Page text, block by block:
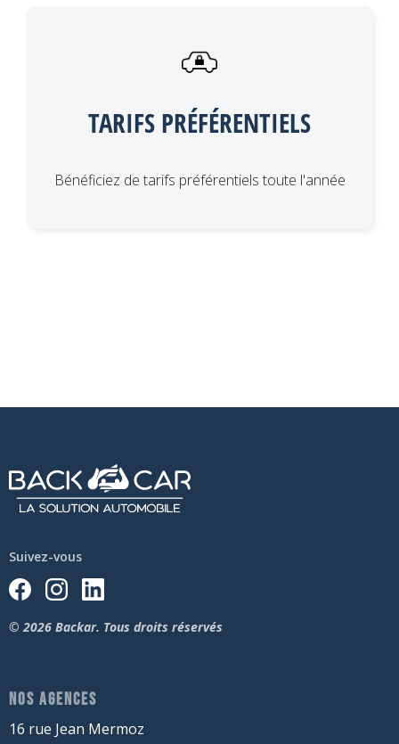
TARIFS PRÉFÉRENTIELS
Bénéficiez de tarifs préférentiels toute l'année
Suivez-vous
© 2026 Backar. Tous droits réservés
NOS AGENCES
16 rue Jean Mermoz